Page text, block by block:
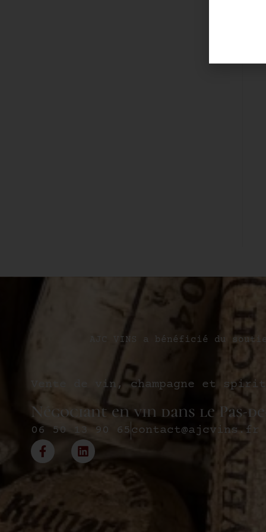
AJC VINS a bénéficié du
Vente de vin, champagne et
Négociant en vin dans le Pas-
06 50 13 90 65contact@ajcvins.fr